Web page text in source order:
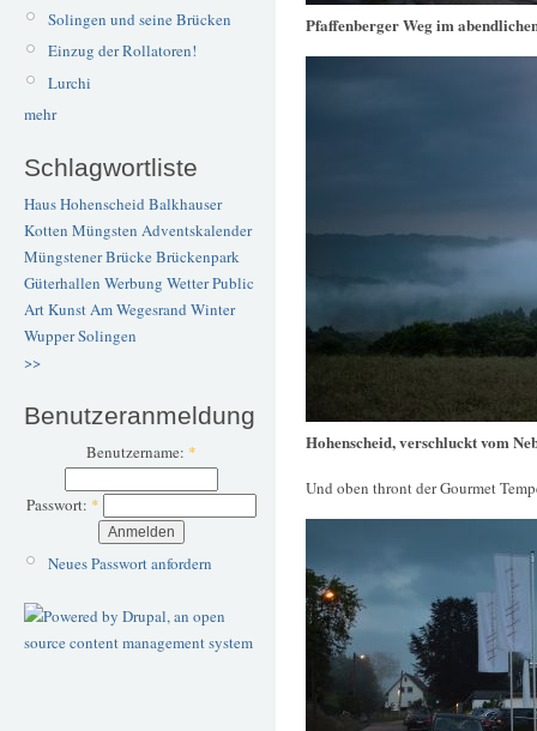
Solingen und seine Brücken
Einzug der Rollatoren!
Lurchi
mehr
Schlagwortliste
Haus Hohenscheid Balkhauser
Kotten Müngsten Adventskalender
Müngstener BrückeBrückenpark
Güterhallen Werbung WetterPublic
ArtKunstAm Wegesrand Winter
WupperSolingen
>>
Benutzeranmeldung
Benutzername: *
Passwort: *
Neues Passwort anfordern
Pfaffenberger Weg im
Hohenscheid, verschluckt vom
Und oben thront der Gourmet